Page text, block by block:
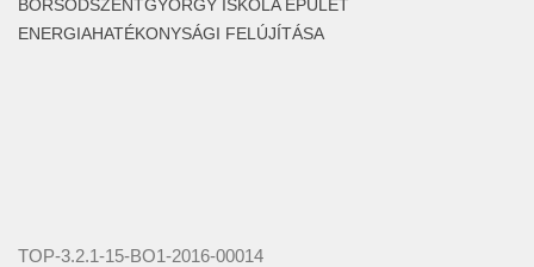
BORSODSZENTGYÖRGY ISKOLA ÉPÜLET
ENERGIAHATÉKONYSÁGI FELÚJÍTÁSA
TOP-3.2.1-15-BO1-2016-00014